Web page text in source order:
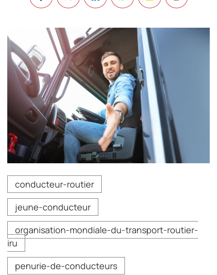
Dans le cadre de la révision de la directive européenne
du permis de conduire, la Commission TRAN du
Parlement européen propose de faciliter l'accès des
jeunes au métier de conducteur routier.
Crédit photo DR
conducteur-routier
jeune-conducteur
organisation-mondiale-du-transport-routier-
iru
penurie-de-conducteurs